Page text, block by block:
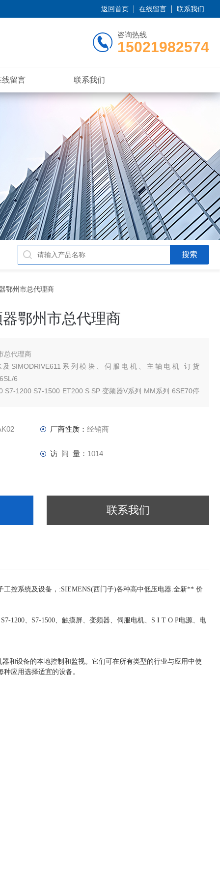
返回首页 在线留言 联系我们
咨询热线
15021982574
线留言 联系我们
鄂州市总代理商
鄂州市总代理商
总代理商
SIMODRIVE611系列模块、伺服电机、主轴电机 订货
6
S7-1200 S7-1500 ET200 S SP 变频器V系列 MM系列 6SE70停
厂商性质： 经销商
访 问 量： 1014
联系我们
工控系统及设备，:SIEMENS(西门子)各种高中低压电器.全新** 价
1200、S7-1500、触摸屏、变频器、伺服电机、S I T O P电源、电
和设备的本地控制和监视。它们可在所有类型的行业与应用中使
应用选择适宜的设备。